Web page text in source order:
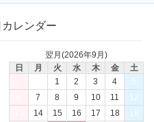
レンダー
翌月(2026年9月)
日
月 火 水 木 金
土
1
2 3 4
5
7 8 9 10 11
12
14 15 16 17 18
19